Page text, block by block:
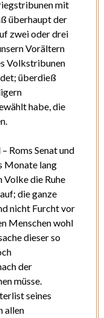
mit
überhaupt der
zwei oder drei
Vorältern
Volkstribunen
überdieß
habe, die
Roms Senat und
Monate lang
die Ruhe
die ganze
nicht Furcht vor
Menschen wohl
dieser so
der
müsse.
seines
allen